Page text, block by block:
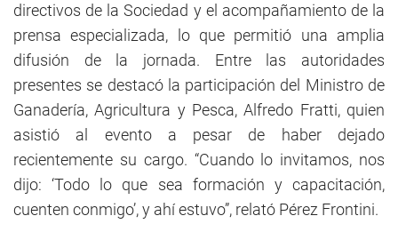
directivos de la Sociedad y el acompañamiento de la
prensa especializada, lo que permitió una amplia
difusión de la jornada. Entre las autoridades
presentes se destacó la participación del Ministro de
Ganadería, Agricultura y Pesca, Alfredo Fratti, quien
asistió al evento a pesar de haber dejado
recientemente su cargo. “Cuando lo invitamos, nos
dijo: ‘Todo lo que sea formación y capacitación,
cuenten conmigo’, y ahí estuvo”, relató Pérez Frontini.